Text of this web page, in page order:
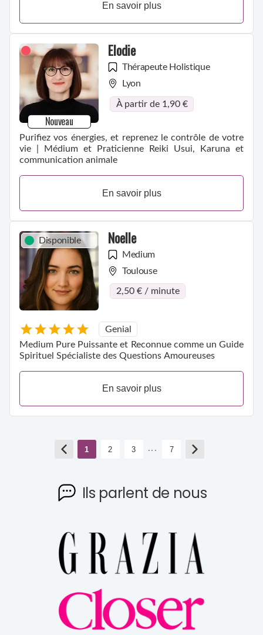
En savoir plus
Nouveau
Elodie
Thérapeute Holistique
Lyon
À partir de 1,90 €
Purifiez vos énergies, et reprenez le contrôle de votre
vie | Médium et Praticienne Reiki Usui, Karuna et
communication animale
En savoir plus
Disponible Noelle
Medium
Toulouse
2,50 € / minute
Genial
Medium Pure Puissante et Reconnue comme un Guide
Spirituel Spécialiste des Questions Amoureuses
En savoir plus
1 2 3 ... 7
Ils parlent de nous